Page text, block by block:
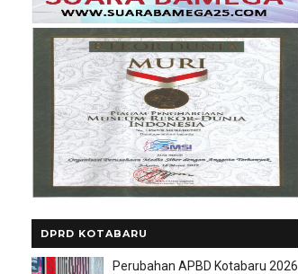
DPRD KOTABARU
Perubahan APBD Kotabaru 2026